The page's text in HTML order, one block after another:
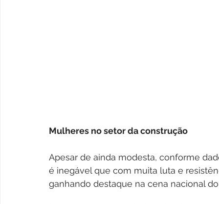
Mulheres no setor da construção
Apesar de ainda modesta, conforme
é inegável que com muita luta e
ganhando destaque na cena nacional